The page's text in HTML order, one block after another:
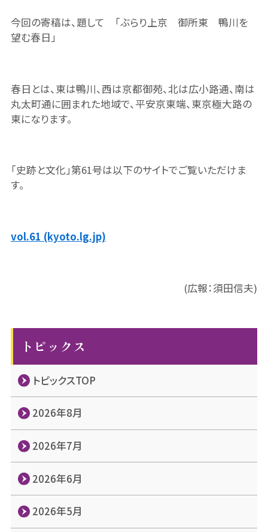
トピックス
トピックスTOP
2026年8月
2026年7月
2026年6月
2026年5月
今回の寄稿は、題して 「ぶらり上京 御所東 鴨川を
望む春日」
春日とは、東は鴨川、西は京都御苑、北は広小路通、南は
丸太町通に囲まれた地域で、平安京東端、東京極大路の
東になります。
「史跡と文化」第61号は以下のサイトでご覧いただけま
す。
vol.61 (kyoto.lg.jp)
(広報：須田信夫)